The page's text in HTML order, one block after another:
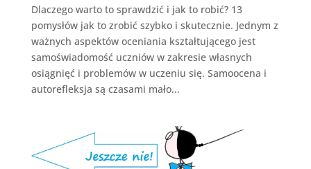
Dlaczego warto to sprawdzić i jak to robić? 13
pomysłów jak to zrobić szybko i skutecznie. Jednym z
ważnych aspektów oceniania kształtującego jest
samoświadomość uczniów w zakresie własnych
osiągnięć i problemów w uczeniu się. Samoocena i
autorefleksja są czasami mało...